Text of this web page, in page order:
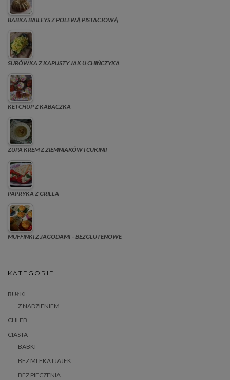
BABKA BAILEYS Z POLEWĄ PISTACJOWĄ
SURÓWKA Z KAPUSTY JAK U CHIŃCZYKA
KETCHUP Z KABACZKA
ZUPA KREM Z ZIEMNIAKÓW I CUKINII
PAPRYKA Z GRILLA
MUFFINKI Z JAGODAMI – BEZGLUTENOWE
KATEGORIE
BUŁKI
Z NADZIENIEM
CHLEB
CIASTA
BABKI
BEZ MLEKA I JAJEK
BEZ PIECZENIA